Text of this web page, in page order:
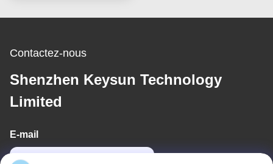
Contactez-nous
Shenzhen Keysun Technology
Limited
E-mail